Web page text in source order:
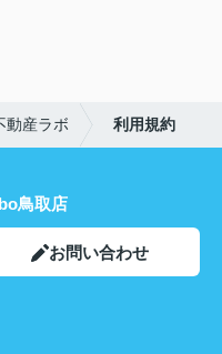
動産ラボ 利用規約
鳥取店
お問い合わせ